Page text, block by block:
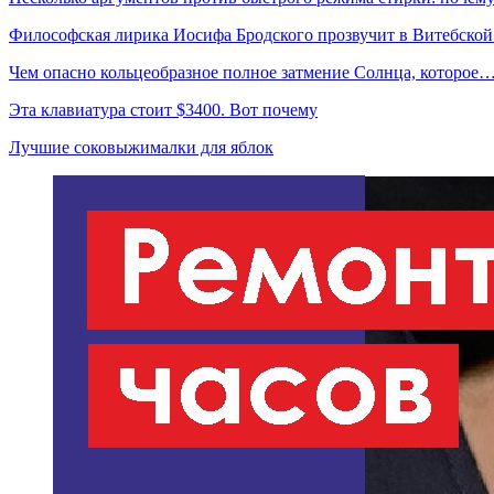
Философская лирика Иосифа Бродского прозвучит в
Чем опасно кольцеобразное полное затмение Солнца,
Эта клавиатура стоит $3400. Вот почему
Лучшие соковыжималки для яблок